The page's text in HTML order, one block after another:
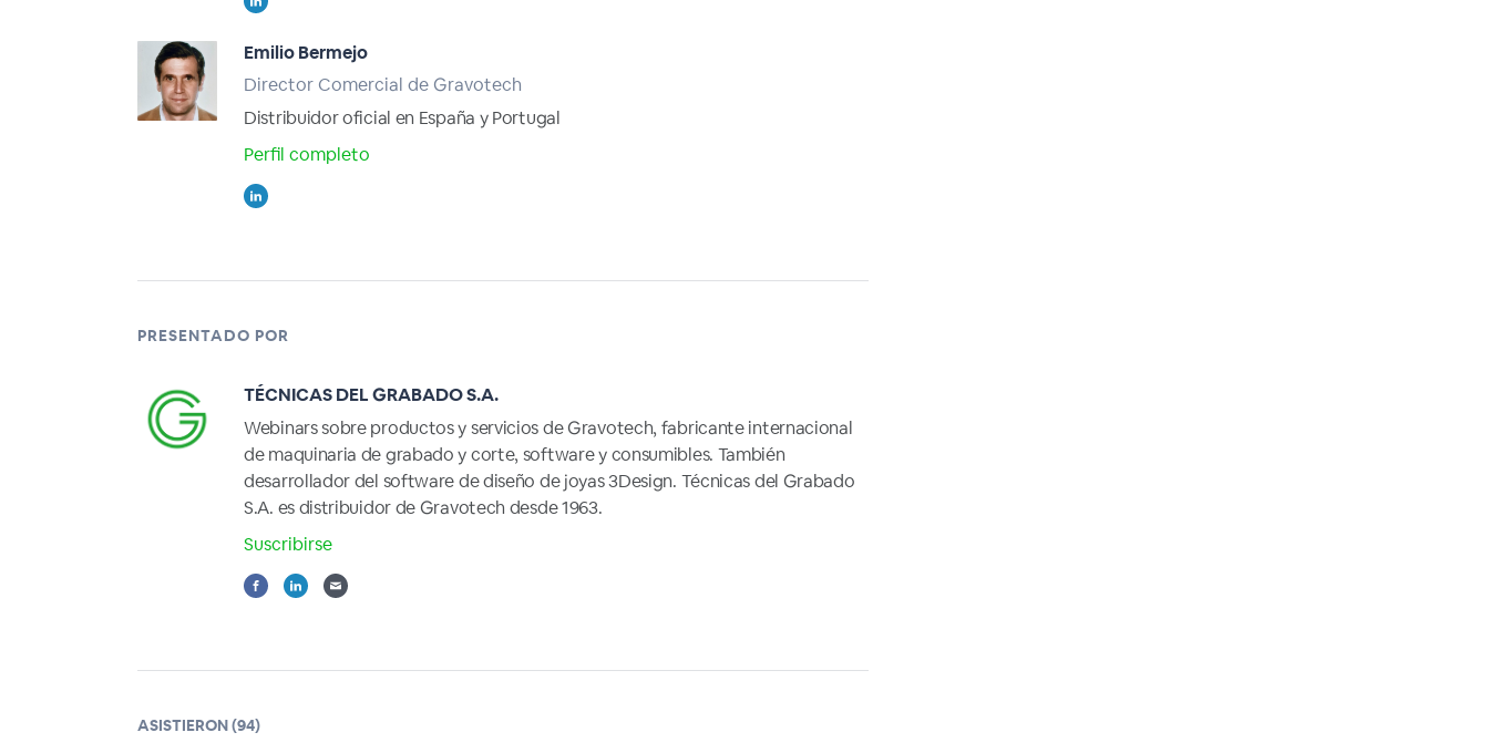
Emilio Bermejo
Director Comercial de Gravotech
Distribuidor oficial en España y Portugal
Perfil completo
PRESENTADO POR
TÉCNICAS DEL GRABADO S.A.
Webinars sobre productos y servicios de Gravotech, fabricante internacional
de maquinaria de grabado y corte, software y consumibles. También
desarrollador del software de diseño de joyas 3Design. Técnicas del Grabado
S.A. es distribuidor de Gravotech desde 1963.
Suscribirse
ASISTIERON (94)